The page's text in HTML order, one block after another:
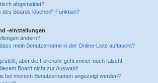
abgemeldet?
des Boards löschen“-Funktion?
-einstellungen
ändern?
mein Benutzername in der Online-Liste auftaucht?
aber die Forenuhr geht immer noch falsch!
Board nicht zur Auswahl!
bei meinem Benutzernamen angezeigt werden?